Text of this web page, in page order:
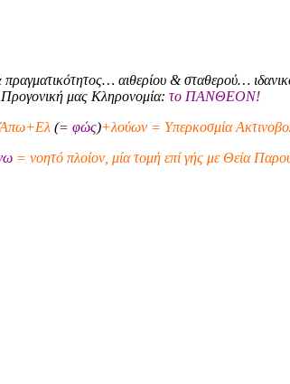
πραγματικότητος… αιθερίου & σταθερού…
μας Κληρονομία: το ΠΑΝΘΕΟΝ!
Άπω+Ελ (= φώς)+λούων = Υπερκοσμία
= νοητό πλοίον, μία τομή επί γής με Θεία